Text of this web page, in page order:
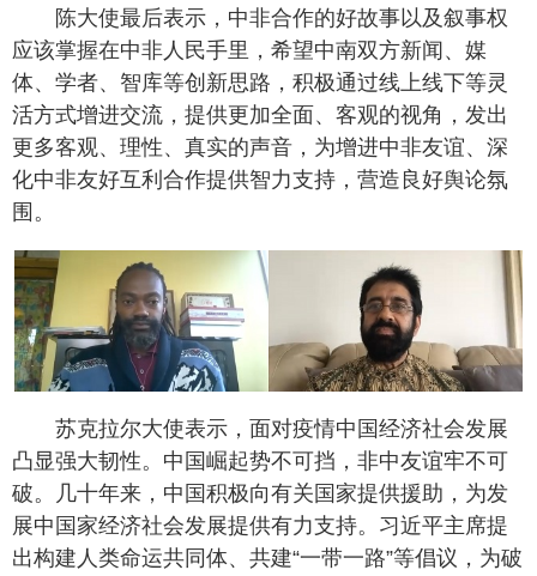
陈大使最后表示，中非合作的好故事以及叙事权
应该掌握在中非人民手里，希望中南双方新闻、媒
体、学者、智库等创新思路，积极通过线上线下等灵
活方式增进交流，提供更加全面、客观的视角，发出
更多客观、理性、真实的声音，为增进中非友谊、深
化中非友好互利合作提供智力支持，营造良好舆论氛
围。
苏克拉尔大使表示，面对疫情中国经济社会发展
凸显强大韧性。中国崛起势不可挡，非中友谊牢不可
破。几十年来，中国积极向有关国家提供援助，为发
展中国家经济社会发展提供有力支持。习近平主席提
出构建人类命运共同体、共建“一带一路”等倡议，为破